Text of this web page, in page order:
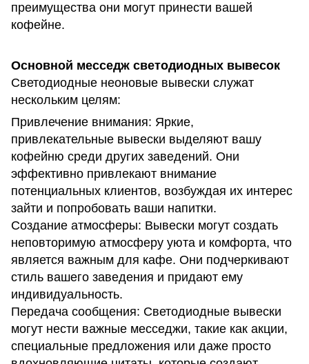
преимущества они могут принести вашей
кофейне.
Основной месседж светодиодных вывесок
Светодиодные неоновые вывески служат
нескольким целям:
Привлечение внимания: Яркие,
привлекательные вывески выделяют вашу
кофейню среди других заведений. Они
эффективно привлекают внимание
потенциальных клиентов, возбуждая их интерес
зайти и попробовать ваши напитки.
Создание атмосферы: Вывески могут создать
неповторимую атмосферу уюта и комфорта, что
является важным для кафе. Они подчеркивают
стиль вашего заведения и придают ему
индивидуальность.
Передача сообщения: Светодиодные вывески
могут нести важные месседжи, такие как акции,
специальные предложения или даже просто